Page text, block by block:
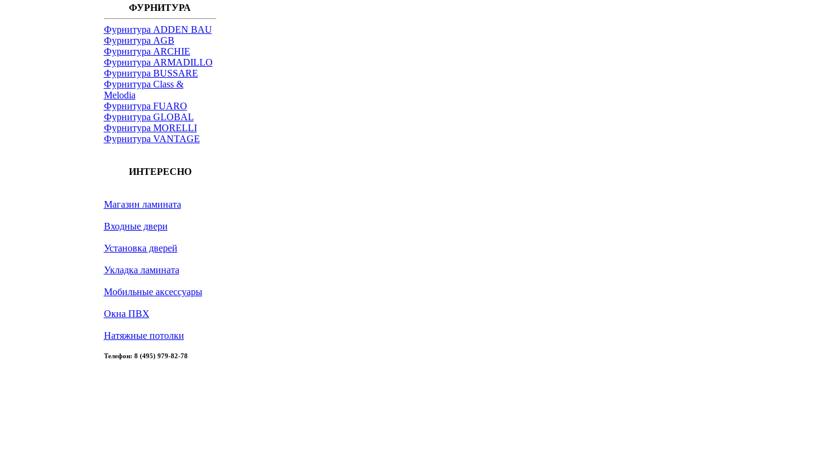
ФУРНИТУРА
Фурнитура ADDEN BAU
Фурнитура AGB
Фурнитура ARCHIE
Фурнитура ARMADILLO
Фурнитура BUSSARE
Фурнитура Class &
Melodia
Фурнитура FUARO
Фурнитура GLOBAL
Фурнитура MORELLI
Фурнитура VANTAGE
ИНТЕРЕСНО
Магазин ламината
Входные двери
Установка дверей
Укладка ламината
Мобильные аксессуары
Окна ПВХ
Натяжные потолки
Телефон: 8 (495) 979-82-78